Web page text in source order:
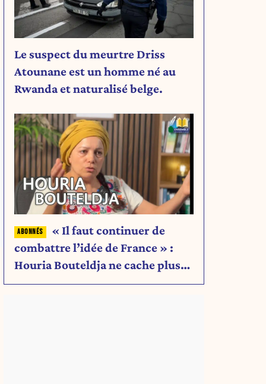
Le suspect du meurtre Driss
Atounane est un homme né au
Rwanda et naturalisé belge.
« Il faut continuer de
combattre l’idée de France » :
Houria Bouteldja ne cache plus
rien de son projet